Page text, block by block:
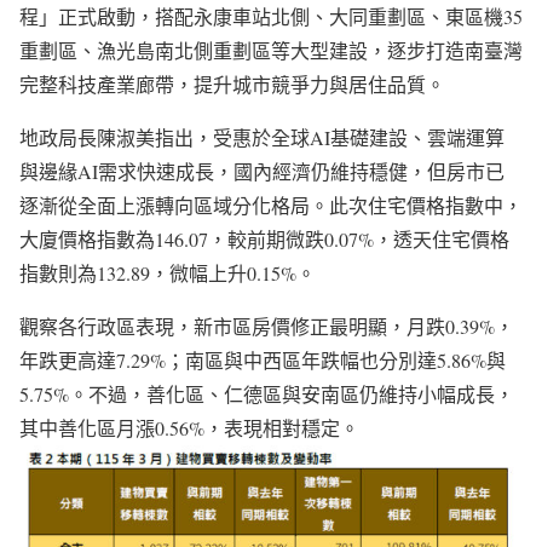
程」正式啟動，搭配永康車站北側、大同重劃區、東區機35
重劃區、漁光島南北側重劃區等大型建設，逐步打造南臺灣
完整科技產業廊帶，提升城市競爭力與居住品質。
地政局長陳淑美指出，受惠於全球AI基礎建設、雲端運算
與邊緣AI需求快速成長，國內經濟仍維持穩健，但房市已
逐漸從全面上漲轉向區域分化格局。此次住宅價格指數中，
大廈價格指數為146.07，較前期微跌0.07%，透天住宅價格
指數則為132.89，微幅上升0.15%。
觀察各行政區表現，新市區房價修正最明顯，月跌0.39%，
年跌更高達7.29%；南區與中西區年跌幅也分別達5.86%與
5.75%。不過，善化區、仁德區與安南區仍維持小幅成長，
其中善化區月漲0.56%，表現相對穩定。